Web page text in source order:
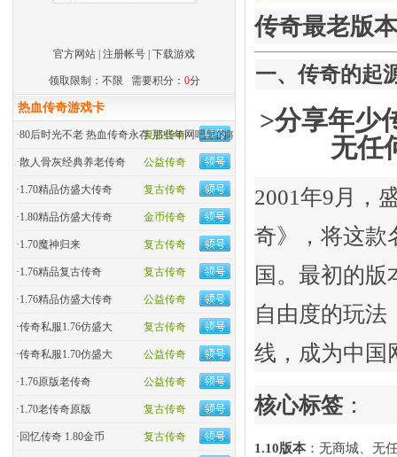
官方网站 注册帐号 下载游戏
领取限制：不限 需要积分： 0分
热血传奇游戏卡
复古传奇
·80后时光不老 热血传奇永存 那些年网吧里的呐喊
公益传奇
·散人骨灰经典养老传奇
复古传奇
·1.70精品仿盛大传奇
金币传奇
·1.80精品仿盛大传奇
复古传奇
·1.70魔神归来
复古传奇
·1.76精品复古传奇
公益传奇
·1.76精品仿盛大传奇
复古传奇
·传奇私服1.76仿盛大
公益传奇
·传奇私服1.70仿盛大
公益传奇
·1.76原版老传奇
复古传奇
·1.70老传奇原版
复古传奇
· 回忆传奇 1.80金币
传奇最老版
一、传奇的起
>分享年少
无任
2001年9月，
奇》，将这款
国。最初的版
自由度的玩法
线，成为中国
核心标签 ​：
1.10版本：无商城、无